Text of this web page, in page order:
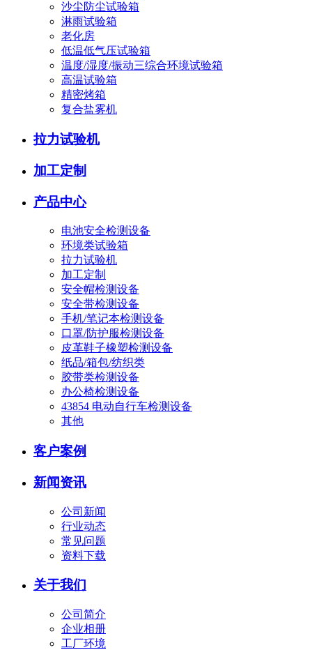
沙尘防尘试验箱
淋雨试验箱
老化房
低温低气压试验箱
温度/湿度/振动三综合环境试验箱
高温试验箱
精密烤箱
复合盐雾机
拉力试验机
加工定制
产品中心
电池安全检测设备
环境类试验箱
拉力试验机
加工定制
安全帽检测设备
安全带检测设备
手机/笔记本检测设备
口罩/防护服检测设备
皮革鞋子橡塑检测设备
纸品/箱包/纺织类
胶带类检测设备
办公椅检测设备
43854 电动自行车检测设备
其他
客户案例
新闻资讯
公司新闻
行业动态
常见问题
资料下载
关于我们
公司简介
企业相册
工厂环境